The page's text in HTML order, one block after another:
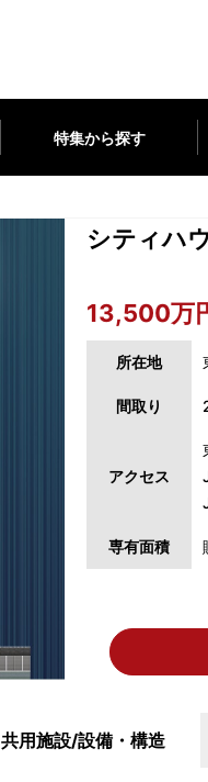
特集から探す
シティハ
13,500万
所在地
間取り
アクセス
専有面積
共用施設/設備・構造